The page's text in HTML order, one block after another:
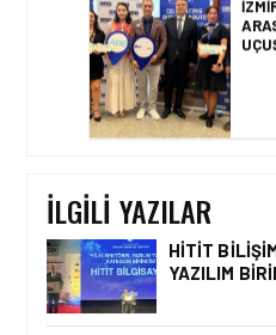
İLGILI YAZILAR
HITIT
YAZILIM